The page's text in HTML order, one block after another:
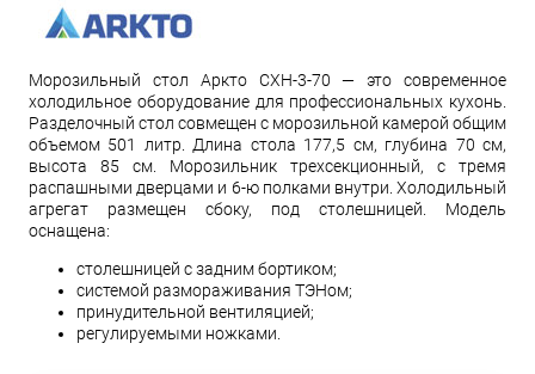
Морозильный стол Аркто СХН-3-70 — это современное
холодильное оборудование для профессиональных кухонь.
Разделочный стол совмещен с морозильной камерой общим
объемом 501 литр. Длина стола 177,5 см, глубина 70 см,
высота 85 см. Морозильник трехсекционный, с тремя
распашными дверцами и 6-ю полками внутри. Холодильный
агрегат размещен сбоку, под столешницей. Модель
оснащена:
столешницей с задним бортиком;
системой размораживания ТЭНом;
принудительной вентиляцией;
регулируемыми ножками.